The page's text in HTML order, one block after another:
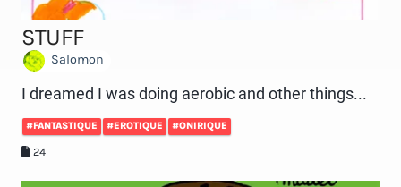
STUFF
Salomon
I dreamed I was doing aerobic and other things...
#FANTASTIQUE #EROTIQUE #ONIRIQUE
24